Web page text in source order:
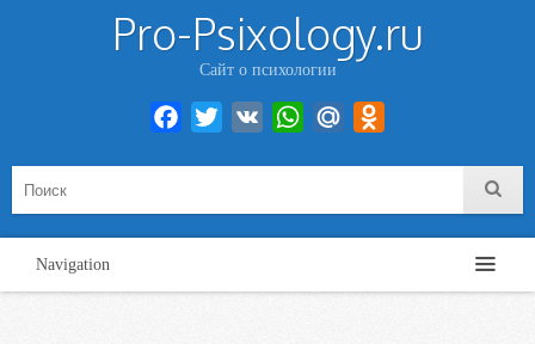
Pro-Psixology.ru
Сайт о психологии
Facebook
Twitter VK WhatsAppMail.Ru
Navigation